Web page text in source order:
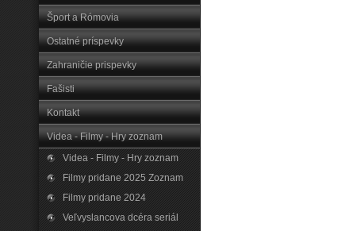
Šport a Rómovia
Ostatné príspevky
Zahraničie prispevky
Fašisti
Kontakt
Videa - Filmy - Hry zoznam
Videa - Filmy - Hry zoznam
Filmy pridane 2025 Zoznam
Filmy pridane 2024
Veľvyslancova dcéra seriál